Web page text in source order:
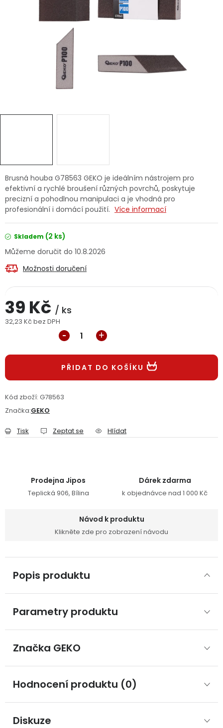
Dětská hřiště
Autodoplňky
Značky
Jaký je aktuální stav mé objednávky?
Servis nářadí Hodnocení obchodu
Doprava a platba
PODPORA
Reklamační formulář Odstoupení ve lhůtě 14 dní
Obchodní podmínky
Brusná houba G78563 GEKO je ideálním nástrojem pro
efektivní a rychlé broušení různých povrchů, poskytuje
precizní a pohodlnou manipulaci a je vhodná pro
profesionální i domácí použití. Více informací
Skladem (2 ks)
10.8.2026
Možnosti doručení
39 Kč / ks
32,23 Kč bez DPH
PŘIDAT DO KOŠÍKU
Kód zboží: G78563
Značka:GEKO
Tisk Zeptat se Hlídat
Prodejna Jipos
Teplická 906, Bílina
Dárek zdarma
k objednávce nad 1 000 Kč
Návod k produktu
Klikněte zde pro zobrazení návodu
Popis produktu
Parametry produktu
Značka GEKO
Hodnocení produktu (0)
Diskuze